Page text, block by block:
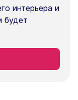
интерьера и
будет